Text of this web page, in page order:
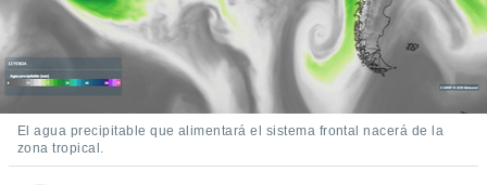
a la
todas
sean
nuestros
nos
y análisis
CONFIGURACIÓN
El agua precipitable que alimentará el sistema frontal nacerá de la
zona tropical.